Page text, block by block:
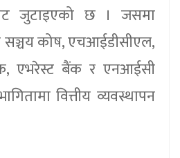
जुटाइएको छ । जसमा
सञ्चय कोष, एचआईडीसीएल,
एभरेस्ट बैंक र एनआईसी
वित्तीय व्यवस्थापन